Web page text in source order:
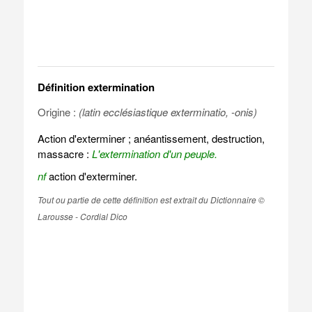
Définition extermination
Origine : (latin ecclésiastique exterminatio, -onis)
Action d'exterminer ; anéantissement, destruction,
massacre : L'extermination d'un peuple.
nfaction d'exterminer.
Tout ou partie de cette définition est extrait du Dictionnaire ©
Larousse - Cordial Dico